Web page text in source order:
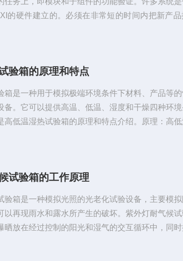
的硬件建立的。必须在非常短的时间内把新产
系统依赖于尽快连接仪器及使系统投入运行。由
验箱的原理和特点
箱是一种用于模拟极端环境条件下材料、产品等
备。它可以提供高温、低温、湿度和干燥四种环
高低温湿热试验箱的原理和特点介绍。原理：高
水蒸气喷雾或加湿器控制相对湿度，以模拟不
试验箱的工作原理
验箱是一种模拟光照的光老化试验设备，主要模
以再现雨水和露水所产生的破坏。紫外灯耐气候
晒放在经过控制的阳光和湿气的交互循环中，同